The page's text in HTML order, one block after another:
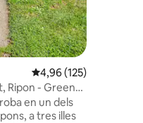
5; 91 avaluacions
4,96 de puntuació
4,96 (125)
Ripon - Green
en un dels
a tres illes